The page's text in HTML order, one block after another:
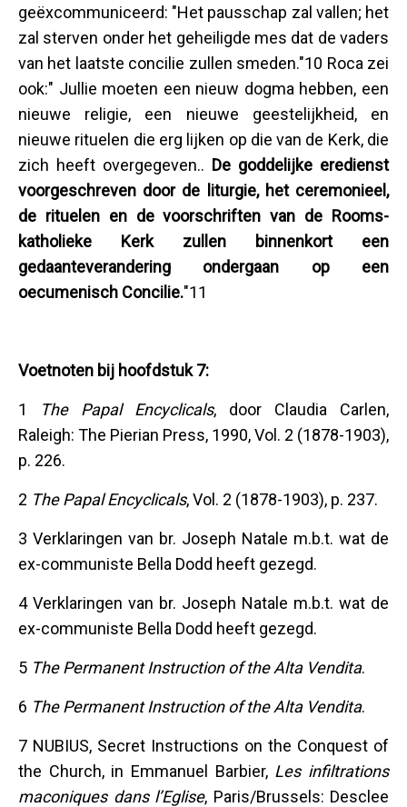
geëxcommuniceerd: "Het pausschap zal vallen; het
zal sterven onder het geheiligde mes dat de vaders
van het laatste concilie zullen smeden."10 Roca zei
ook:" Jullie moeten een nieuw dogma hebben, een
nieuwe religie, een nieuwe geestelijkheid, en
nieuwe rituelen die erg lijken op die van de Kerk, die
zich heeft overgegeven.. De goddelijke eredienst
voorgeschreven door de liturgie, het ceremonieel,
de rituelen en de voorschriften van de Rooms-
katholieke Kerk zullen binnenkort een
gedaanteverandering ondergaan op een
oecumenisch Concilie."11
Voetnoten bij hoofdstuk 7:
1 The Papal Encyclicals, door Claudia Carlen,
Raleigh: The Pierian Press, 1990, Vol. 2 (1878-1903),
p. 226.
2 The Papal Encyclicals, Vol. 2 (1878-1903), p. 237.
3 Verklaringen van br. Joseph Natale m.b.t. wat de
ex-communiste Bella Dodd heeft gezegd.
4 Verklaringen van br. Joseph Natale m.b.t. wat de
ex-communiste Bella Dodd heeft gezegd.
5 The Permanent Instruction of the Alta Vendita.
6 The Permanent Instruction of the Alta Vendita.
7 NUBIUS, Secret Instructions on the Conquest of
the Church, in Emmanuel Barbier, Les infiltrations
maconiques dans l’Eglise, Paris/Brussels: Desclee